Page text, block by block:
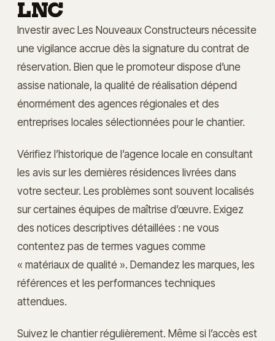
LNC
Investir avec Les Nouveaux Constructeurs nécessite
une vigilance accrue dès la signature du contrat de
réservation. Bien que le promoteur dispose d’une
assise nationale, la qualité de réalisation dépend
énormément des agences régionales et des
entreprises locales sélectionnées pour le chantier.
Vérifiez l’historique de l’agence locale en consultant
les avis sur les dernières résidences livrées dans
votre secteur. Les problèmes sont souvent localisés
sur certaines équipes de maîtrise d’œuvre. Exigez
des notices descriptives détaillées : ne vous
contentez pas de termes vagues comme
« matériaux de qualité ». Demandez les marques, les
références et les performances techniques
attendues.
Suivez le chantier régulièrement. Même si l’accès est